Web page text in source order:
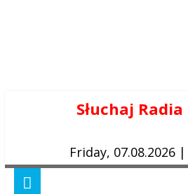
Słuchaj Radia
Friday, 07.08.2026 |